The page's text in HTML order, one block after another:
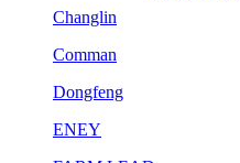
Changlin
Comman
Dongfeng
ENEY